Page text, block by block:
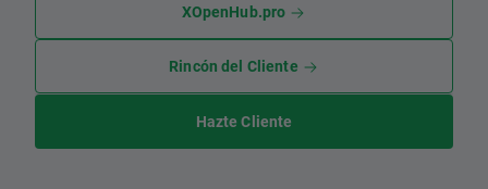
XOpenHub.pro
Rincón del Cliente
Hazte Cliente